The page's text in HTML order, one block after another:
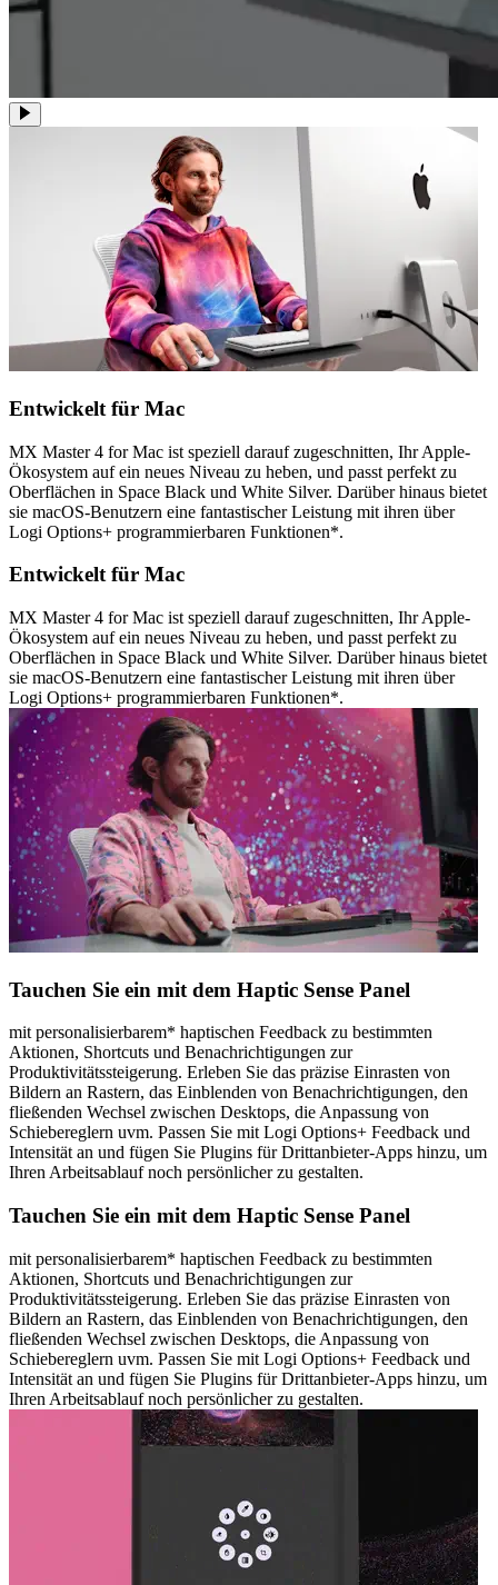
Entwickelt für Mac
MX Master 4 for Mac ist speziell darauf zugeschnitten, Ihr Apple-
Ökosystem auf ein neues Niveau zu heben, und passt perfekt zu
Oberflächen in Space Black und White Silver. Darüber hinaus bietet
sie macOS-Benutzern eine fantastischer Leistung mit ihren über
Logi Options+ programmierbaren Funktionen*.
Entwickelt für Mac
MX Master 4 for Mac ist speziell darauf zugeschnitten, Ihr Apple-
Ökosystem auf ein neues Niveau zu heben, und passt perfekt zu
Oberflächen in Space Black und White Silver. Darüber hinaus bietet
sie macOS-Benutzern eine fantastischer Leistung mit ihren über
Logi Options+ programmierbaren Funktionen*.
Tauchen Sie ein mit dem Haptic Sense Panel
mit personalisierbarem* haptischen Feedback zu bestimmten
Aktionen, Shortcuts und Benachrichtigungen zur
Produktivitätssteigerung. Erleben Sie das präzise Einrasten von
Bildern an Rastern, das Einblenden von Benachrichtigungen, den
fließenden Wechsel zwischen Desktops, die Anpassung von
Schiebereglern uvm. Passen Sie mit Logi Options+ Feedback und
Intensität an und fügen Sie Plugins für Drittanbieter-Apps hinzu, um
Ihren Arbeitsablauf noch persönlicher zu gestalten.
Tauchen Sie ein mit dem Haptic Sense Panel
mit personalisierbarem* haptischen Feedback zu bestimmten
Aktionen, Shortcuts und Benachrichtigungen zur
Produktivitätssteigerung. Erleben Sie das präzise Einrasten von
Bildern an Rastern, das Einblenden von Benachrichtigungen, den
fließenden Wechsel zwischen Desktops, die Anpassung von
Schiebereglern uvm. Passen Sie mit Logi Options+ Feedback und
Intensität an und fügen Sie Plugins für Drittanbieter-Apps hinzu, um
Ihren Arbeitsablauf noch persönlicher zu gestalten.